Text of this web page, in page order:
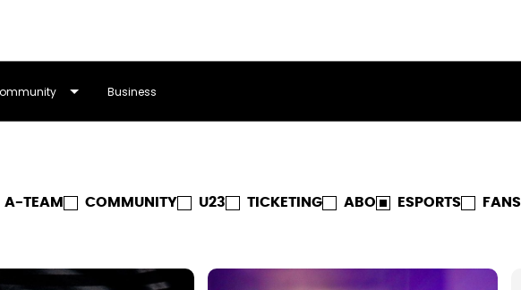
Business
A-TEAM COMMUNITY U23 TICKETING ABO ESPORTS